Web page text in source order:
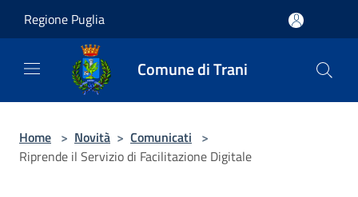
Regione Puglia
Comune di Trani
Home > Novità > Comunicati >
Riprende il Servizio di Facilitazione Digitale